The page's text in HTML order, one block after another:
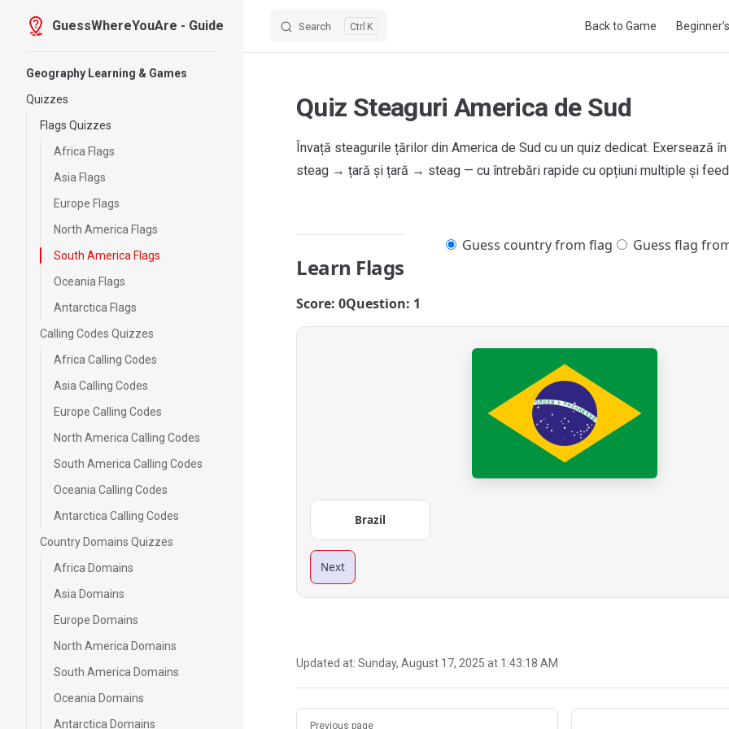
Skip to content
GuessWhereYouAre - Guide Search K Back to Game
Geography Learning & Games
Quizzes
Flags Quizzes
Africa Flags
Asia Flags
Europe Flags
North America Flags
South America Flags
Oceania Flags
Antarctica Flags
Calling Codes Quizzes
Africa Calling Codes
Asia Calling Codes
Europe Calling Codes
North America Calling Codes
South America Calling Codes
Oceania Calling Codes
Antarctica Calling Codes
Country Domains Quizzes
Africa Domains
Asia Domains
Europe Domains
North America Domains
South America Domains
Oceania Domains
Antarctica Domains
Quiz Steaguri America de Sud
Învață steagurile țărilor din America de Sud cu un quiz dedicat. Exersează
steag → țară și țară → steag — cu întrebări rapide cu opțiuni multiple și
Learn Flags
Guess country from flag Guess flag
Score: 0Question: 1
Brazil
Next
Updated at: Sunday, August 17, 2025 at 1:43:18 AM
Pager
Previous page